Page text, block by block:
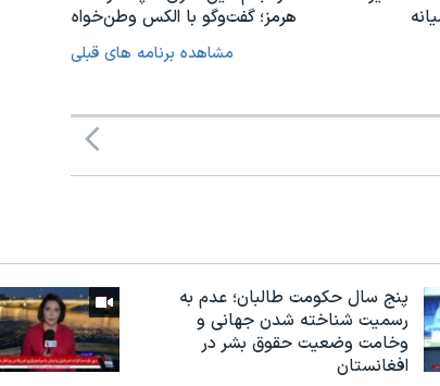
هرمز؛ گفت‌وگو با الکس وطن‌خواه
مشاهده برنامه های قبلی
پنج سال حکومت طالبان؛ عدم به
رسمیت شناخته شدن جهانی و
وخامت وضعیت حقوق بشر در
افغانستان